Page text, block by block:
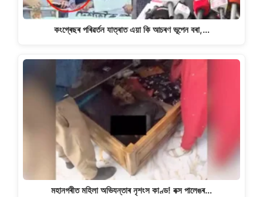
কংগ্ৰেছৰ পৰিৱৰ্তন যাত্ৰাত এয়া কি আচৰণ ভূপেন বৰা,…
মহানগৰীত মহিলা অভিযন্তাৰ নৃশংস কাণ্ড! বক্স পালেঙৰ…